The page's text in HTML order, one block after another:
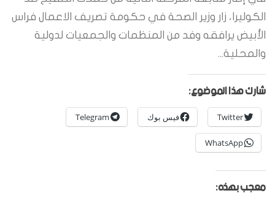
الكوليرا، زار وزير الصحة في حكومة تصريف الاعمال فراس
الأبيض يرافقه وفد من المنظمات والجمعيات لدولية
والمحلية...
شارك هذا الموضوع:
Twitter فيس بوك Telegram
WhatsApp
معجب بهذه: